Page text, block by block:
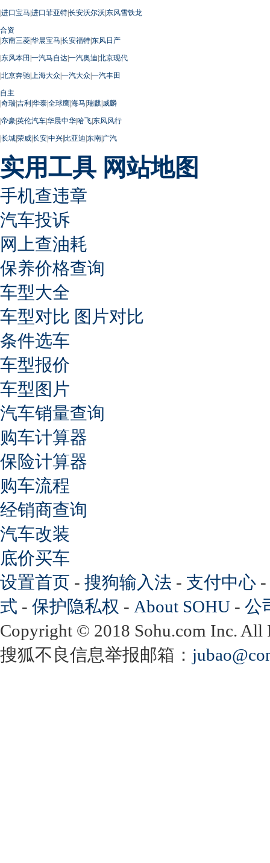
|进口宝马|进口菲亚特|长安沃尔沃|东风雪铁龙
合资
|东南三菱|华晨宝马|长安福特|东风日产
|东风本田 |一汽马自达|一汽奥迪|北京现代
|北京奔驰| 上海大众|一汽大众|一汽丰田
自主
|奇瑞|吉利|华泰|全球鹰|海马|瑞麒|威麟
|帝豪|英伦汽车|华晨中华|哈飞|东风风行
|长城|荣威|长安|中兴|比亚迪|东南|广汽
实用工具 网站地图
手机查违章
汽车投诉
网上查油耗
保养价格查询
车型大全
车型对比 图片对比
条件选车
车型报价
车型图片
汽车销量查询
购车计算器
保险计算器
购车流程
经销商查询
汽车改装
底价买车
设置首页 - 搜狗输入法 - 支付中心 -
式 - 保护隐私权 - About SOHU - 公
Copyright © 2018 Sohu.com Inc.
搜狐不良信息举报邮箱：